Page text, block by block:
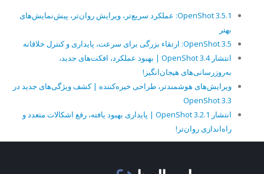
OpenShot 3.5.1: عملکرد سریع‌تر، ویرایش روان‌تر، پیش‌نمایش‌های
بهتر
OpenShot 3.5: ارتقاء بزرگی برای سرعت، پایداری و کنترل خلاقانه
انتشار OpenShot 3.4 | بهبود عملکرد، افکت‌های جدید،
به‌روزرسانی‌های هیجان‌انگیز!
ویرایش‌های هوشمندتر، طراحی خیره‌کننده | کشف ویژگی‌های جدید در
OpenShot 3.3
انتشار OpenShot 3.2.1 | پایداری بهبود یافته، رفع اشکالات متعدد و
راه‌اندازی روان‌تر!